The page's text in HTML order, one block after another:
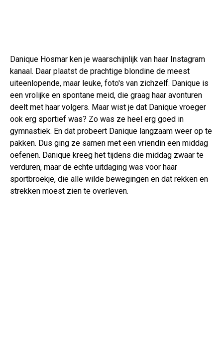
Danique Hosmar ken je waarschijnlijk van haar Instagram
kanaal. Daar plaatst de prachtige blondine de meest
uiteenlopende, maar leuke, foto's van zichzelf. Danique is
een vrolijke en spontane meid, die graag haar avonturen
deelt met haar volgers. Maar wist je dat Danique vroeger
ook erg sportief was? Zo was ze heel erg goed in
gymnastiek. En dat probeert Danique langzaam weer op te
pakken. Dus ging ze samen met een vriendin een middag
oefenen. Danique kreeg het tijdens die middag zwaar te
verduren, maar de echte uitdaging was voor haar
sportbroekje, die alle wilde bewegingen en dat rekken en
strekken moest zien te overleven.